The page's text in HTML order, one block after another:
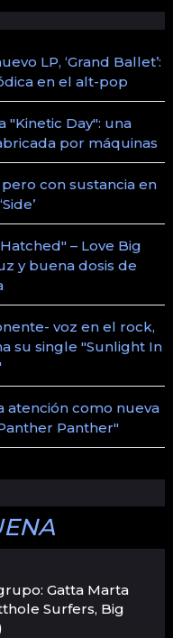
LP, ‘Grand Ballet’:
en el alt-pop
"Kinetic Day": una
por máquinas
con sustancia en
– Love Big
y buena dosis de
voz en el rock,
su single "Sunlight In
atención como nueva
Panther"
Gatta Marta
Surfers, Big